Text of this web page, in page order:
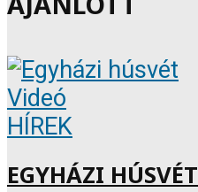
Videó
HÍREK
EGYHÁZI HÚSVÉT